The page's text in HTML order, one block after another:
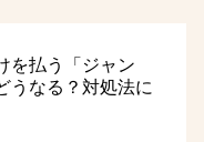
を払う「ジャン
うなる？対処法に